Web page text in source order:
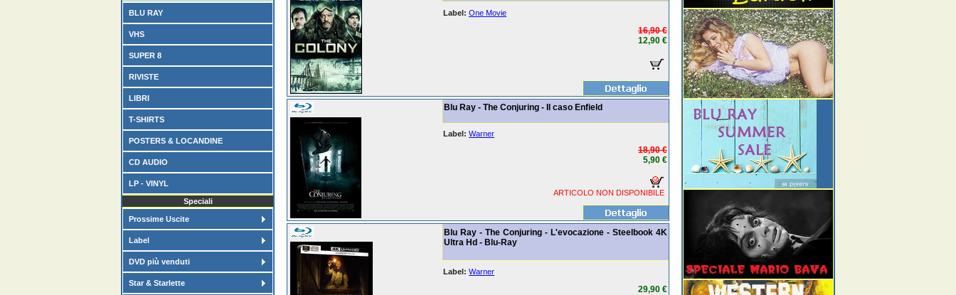
BLU RAY
VHS
SUPER 8
RIVISTE
LIBRI
T-SHIRTS
POSTERS & LOCANDINE
CD AUDIO
LP - VINYL
Speciali
Prossime Uscite
Label
DVD più venduti
Star & Starlette
Label: One Movie
16,90 €
12,90 €
Blu Ray - The Conjuring - Il caso Enfield
Label: Warner
18,90 €
5,90 €
ARTICOLO NON DISPONIBILE
Blu Ray - The Conjuring - L'evocazione - Steelbook 4K
Ultra Hd - Blu-Ray
Label: Warner
29,90 €